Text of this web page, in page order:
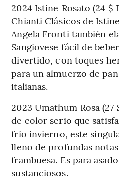
2024 Istine Rosato (24 $
Chianti Clásicos de
Angela Fronti también
Sangiovese fácil de
divertido, con toques
para un almuerzo de
italianas.
2023 Umathum Rosa (27
de color serio que
frío invierno, este
lleno de profundas
frambuesa. Es para
sustanciosos.